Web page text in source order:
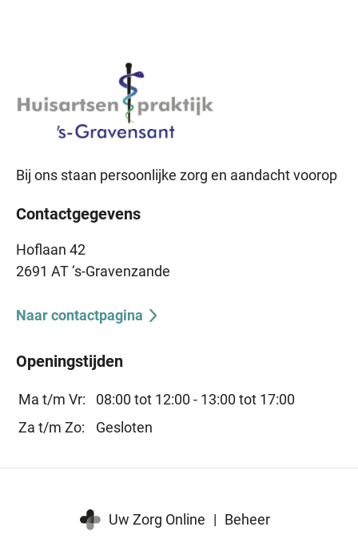
Bij ons staan persoonlijke zorg en aandacht voorop
Contactgegevens
Hoflaan 42
2691 AT ‘s-Gravenzande
Naar contactpagina
Openingstijden
Ma t/m Vr: 08:00 tot 12:00 - 13:00 tot 17:00
Za t/m Zo:
Gesloten
Uw Zorg Online | Beheer